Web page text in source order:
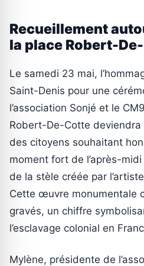
Recueillement
la place Robert-
Le samedi 23 mai,
Saint-Denis pour une
l’association Sonjé et le
Robert-De-Cotte
des citoyens souhaitant
moment fort de l’après-
de la stèle créée par
Cette œuvre monumentale
gravés, un chiffre
l’esclavage colonial en
Mylène, présidente de